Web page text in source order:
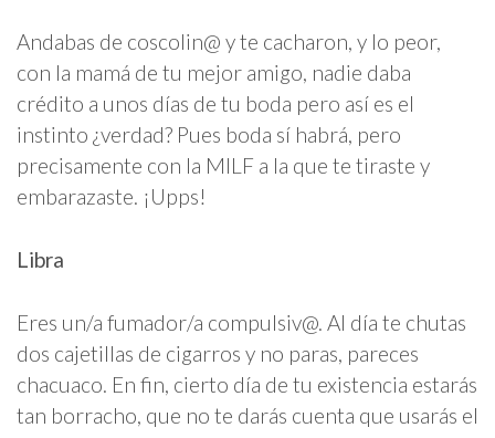
Andabas de coscolin@ y te cacharon, y lo peor,
con la mamá de tu mejor amigo, nadie daba
crédito a unos días de tu boda pero así es el
instinto ¿verdad? Pues boda sí habrá, pero
precisamente con la MILF a la que te tiraste y
embarazaste. ¡Upps!
Libra
Eres un/a fumador/a compulsiv@. Al día te chutas
dos cajetillas de cigarros y no paras, pareces
chacuaco. En fin, cierto día de tu existencia estarás
tan borracho, que no te darás cuenta que usarás el